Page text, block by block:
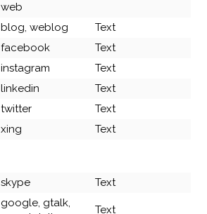
web
blog, weblog
Text
facebook
Text
instagram
Text
linkedin
Text
twitter
Text
xing Text
skype Text
google, gtalk,
Text